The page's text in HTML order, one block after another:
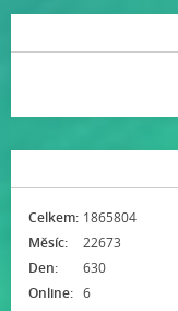
Online: 6
Celkem: 1865804
Měsíc:
22673
Den:
630